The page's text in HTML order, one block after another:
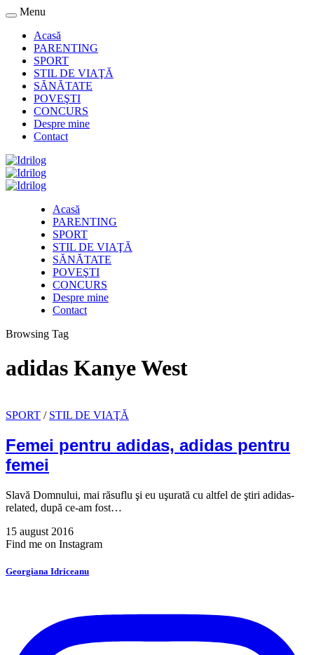
Menu
Acasă
PARENTING
SPORT
STIL DE VIAŢĂ
SĂNĂTATE
POVEŞTI
CONCURS
Despre mine
Contact
Acasă
PARENTING
SPORT
STIL DE VIAŢĂ
SĂNĂTATE
POVEŞTI
CONCURS
Despre mine
Contact
Browsing Tag
adidas Kanye West
SPORT / STIL DE VIAŢĂ
Femei pentru adidas, adidas pentru
femei
Slavă Domnului, mai răsuflu şi eu uşurată cu altfel de ştiri adidas-
related, după ce-am fost…
15 august 2016
Find me on Instagram
Georgiana Idriceanu